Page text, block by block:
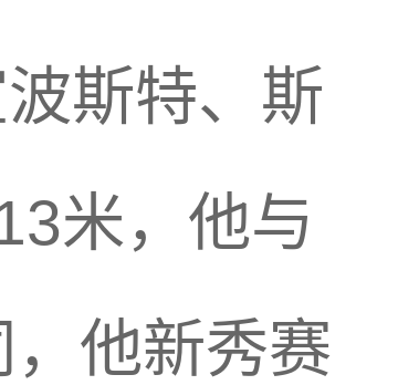
斯特、斯
米，他与
他新秀赛